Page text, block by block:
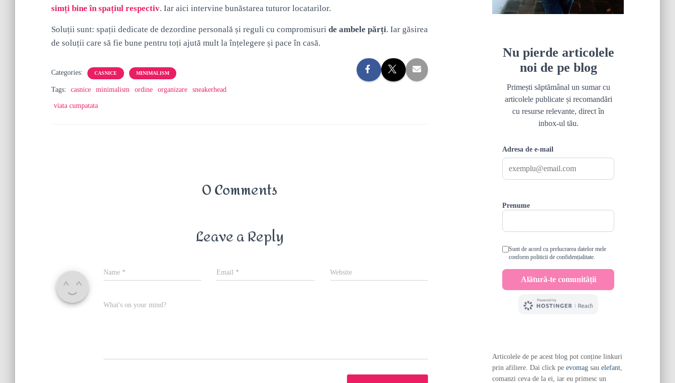
simți bine în spațiul respectiv. Iar aici intervine bunăstarea tuturor locatarilor.
Soluții sunt: spații dedicate de dezordine personală și reguli cu compromisuri de ambele părți. Iar găsirea
de soluții care să fie bune pentru toți ajută mult la înțelegere și pace în casă.
Categories: CASNICE MINIMALISM
Tags: casnice minimalism ordine organizare sneakerhead
viata cumpatata
0 Comments
Leave a Reply
Name * Email * Website
What's on your mind?
Articolele de pe acest blog pot conține linkuri
prin afiliere. Dai click pe evomagsau elefant,
comanzi ceva de la ei, iar eu primesc un